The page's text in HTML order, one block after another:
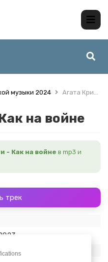
музыки 2024 Агата Кристи - Как на войне
на войне
- Как на войне в mp3 и
трек
Stereo